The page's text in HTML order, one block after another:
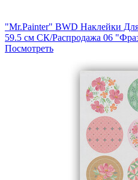
"Mr.Painter" BWD Наклейки
59.5 см СК/Распродажа 06
Посмотреть